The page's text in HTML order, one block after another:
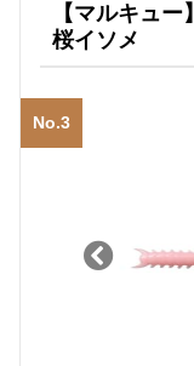
【マルキュ
桜イソメ
No.3